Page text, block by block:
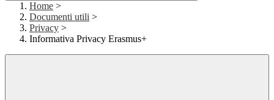
Home >
Documenti utili >
Privacy >
Informativa Privacy Erasmus+